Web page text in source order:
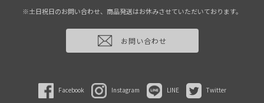
※土日祝日のお問い合わせ、商品発送はお休みさせていただいております。
お問い合わせ
Facebook Instagram LINE Twitter